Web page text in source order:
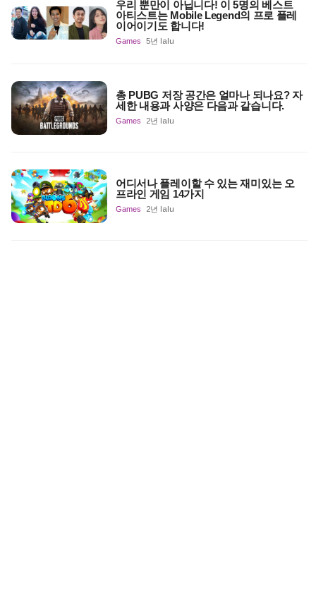
우리 뿐만이 아닙니다! 이 5명의 베스트
아티스트는 Mobile Legend의 프로 플레
이어이기도 합니다!
Games 5년 lalu
총 PUBG 저장 공간은 얼마나 되나요? 자
세한 내용과 사양은 다음과 같습니다.
Games 2년 lalu
어디서나 플레이할 수 있는 재미있는 오
프라인 게임 14가지
Games 2년 lalu